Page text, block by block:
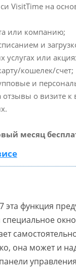
VisitTime на
или компанию;
и
или
кошелек/счет;
и
о визите к
месяц
эта функция
специальное
она может и